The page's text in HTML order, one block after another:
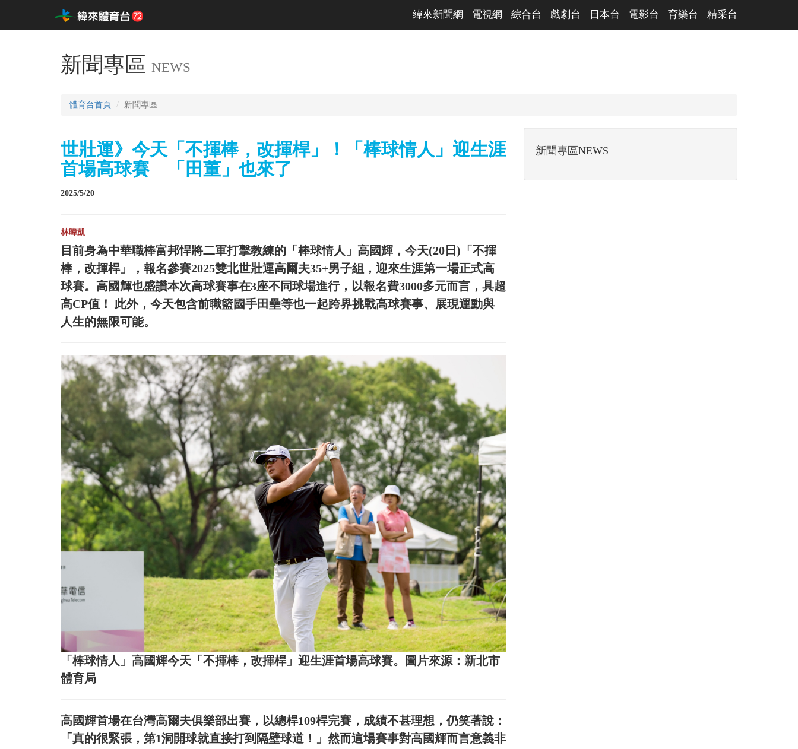
緯來新聞網 電視網 綜合台 戲劇台 日本台 電影台 育樂台 精采台
新聞專區 NEWS
體育台首頁 新聞專區
世壯運》今天「不揮棒，改揮桿」！「棒球情人」迎生涯
首場高球賽 「田董」也來了
2025/5/20
林暐凱
目前身為中華職棒富邦悍將二軍打擊教練的「棒球情人」高國輝，今天(20日)「不揮
棒，改揮桿」，報名參賽2025雙北世壯運高爾夫35+男子組，迎來生涯第一場正式高
球賽。高國輝也盛讚本次高球賽事在3座不同球場進行，以報名費3000多元而言，具超
高CP值！ 此外，今天包含前職籃國手田壘等也一起跨界挑戰高球賽事、展現運動與
人生的無限可能。
「棒球情人」高國輝今天「不揮棒，改揮桿」迎生涯首場高球賽。圖片來源：新北市
體育局
高國輝首場在台灣高爾夫俱樂部出賽，以總桿109桿完賽，成績不甚理想，仍笑著說：
「真的很緊張，第1洞開球就直接打到隔壁球道！」然而這場賽事對高國輝而言意義非
新聞專區NEWS